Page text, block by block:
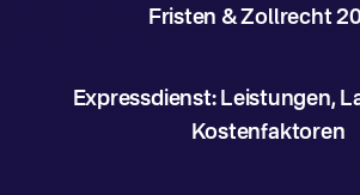
Fristen & Zollrecht
Expressdienst: Leistungen,
Kostenfaktoren